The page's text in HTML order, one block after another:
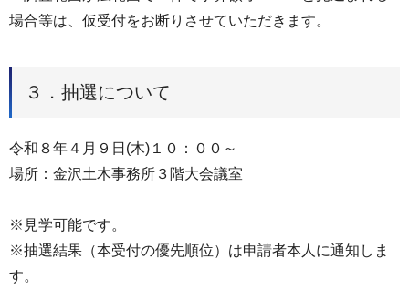
場合等は、仮受付をお断りさせていただきます。
３．抽選について
令和８年４月９日(木)１０：００～
場所：金沢土木事務所３階大会議室
※見学可能です。
※抽選結果（本受付の優先順位）は申請者本人に通知しま
す。